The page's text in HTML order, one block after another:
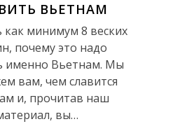
ВЬЕТНАМ
как минимум 8 веских
почему это надо
именно Вьетнам. Мы
вам, чем славится
и, прочитав наш
вы…